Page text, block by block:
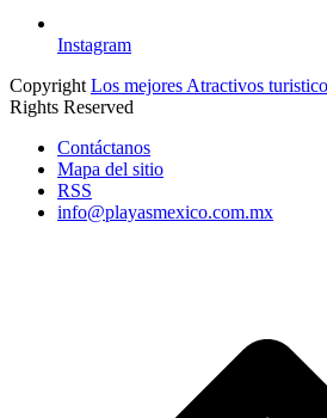
Instagram
Copyright Los mejores Atractivos
Rights Reserved
Contáctanos
Mapa del sitio
RSS
info@playasmexico.com.mx